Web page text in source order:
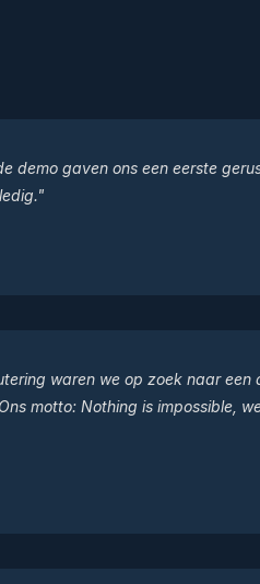
demo gaven ons een eerste
waren we op zoek naar een
motto: Nothing is impossible,